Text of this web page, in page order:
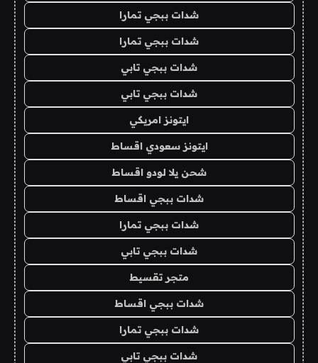
شدات ببجي تمارا
شدات ببجي تمارا
شدات ببجي تابي
شدات ببجي تابي
ايتونز امريكي
ايتونز سعودي اقساط
شحن يلا لودو اقساط
شدات ببجي اقساط
شدات ببجي تمارا
شدات ببجي تابي
متجر تقسيط
شدات ببجي اقساط
شدات ببجي تمارا
شدات ببجي تابي